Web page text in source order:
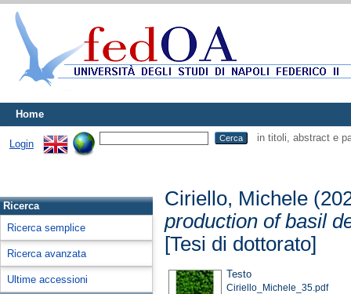
Home
Login
in titoli, abstract e
Ricerca
Ricerca semplice
Ricerca avanzata
Ultime accessioni
Ciriello, Michele
production of basil
[Tesi di dottorato]
Testo
Ciriello_Michele_35.pdf